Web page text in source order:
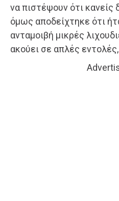
να πιστέψουν ότι
όμως αποδείχτηκε ότι
ανταμοιβή μικρές
ακούει σε απλές